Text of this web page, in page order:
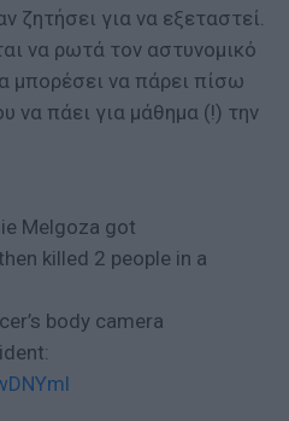
ζητήσει για να εξεταστεί.
να ρωτά τον αστυνομικό
μπορέσει να πάρει πίσω
να πάει για μάθημα (!) την
Melgoza got
killed 2 people in a
body camera